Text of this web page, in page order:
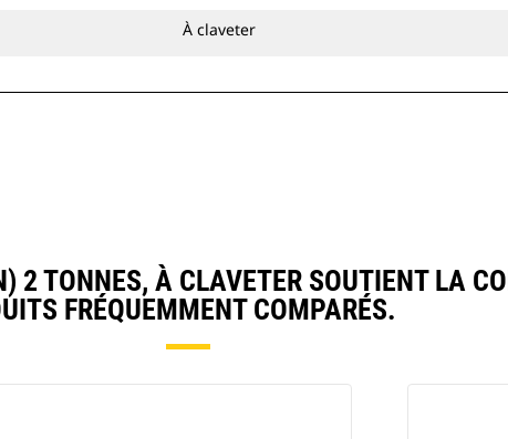
À claveter
TONNES, À CLAVETER SOUTIENT LA
FRÉQUEMMENT COMPARÉS.